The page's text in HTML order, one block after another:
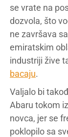
se vrate na
dozvola, što
ne završava
emiratskim
industriji žive
bacaju.
Valjalo bi
Abaru tokom
novca, jer se
poklopilo sa